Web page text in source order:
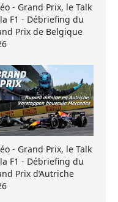
- Grand Prix, le Talk
F1 - Débriefing du
Prix de Belgique
- Grand Prix, le Talk
F1 - Débriefing du
Prix d’Autriche